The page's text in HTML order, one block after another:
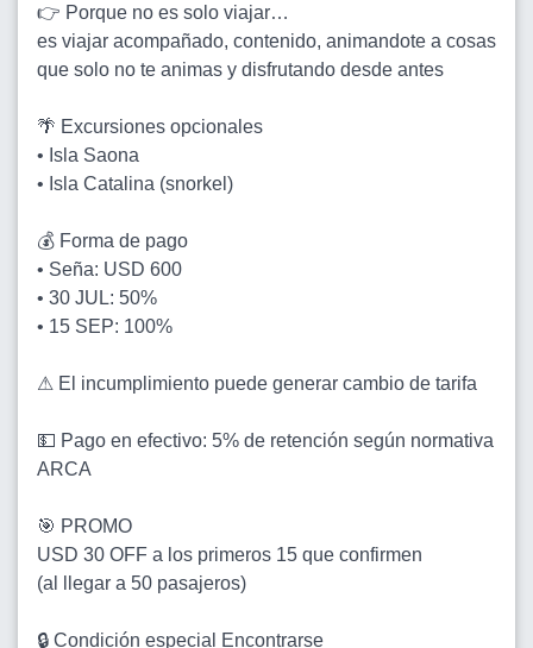
👉 Porque no es solo viajar…
es viajar acompañado, contenido, animandote a cosas
que solo no te animas y disfrutando desde antes
🌴 Excursiones opcionales
• Isla Saona
• Isla Catalina (snorkel)
💰 Forma de pago
• Seña: USD 600
• 30 JUL: 50%
• 15 SEP: 100%
⚠ El incumplimiento puede generar cambio de tarifa
💵 Pago en efectivo: 5% de retención según normativa
ARCA
🎯 PROMO
USD 30 OFF a los primeros 15 que confirmen
(al llegar a 50 pasajeros)
🔒 Condición especial Encontrarse